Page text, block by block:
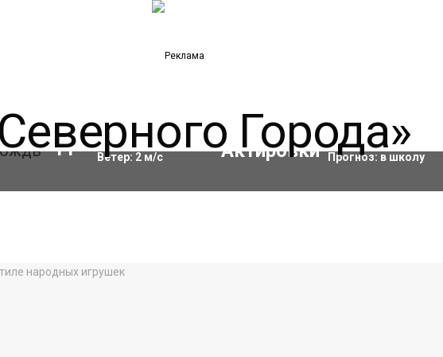
11 °C Влажность:97%
Ветер: 2м/с
Актировки
Прогноз: в школу